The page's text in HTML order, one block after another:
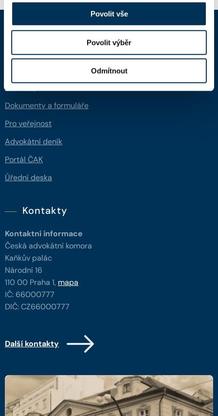
Povolit vše
Povolit výběr
Odmítnout
Aktuality
Dokumenty a formuláře
Pro veřejnost
Advokátní deník
Portál ČAK
Úřední deska
Kontakty
Kontaktní informace
Česká advokátní komora
Kaňkův palác
Národní 16
110 00 Praha 1, mapa
IČ: 66000777
DIČ: CZ66000777
Další kontakty